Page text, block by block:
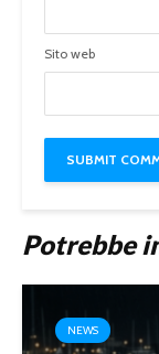
Sito web
Potrebbe
NEWS